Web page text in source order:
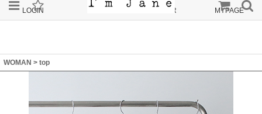
LOGIN ORDER MYPAGE
WOMAN > top